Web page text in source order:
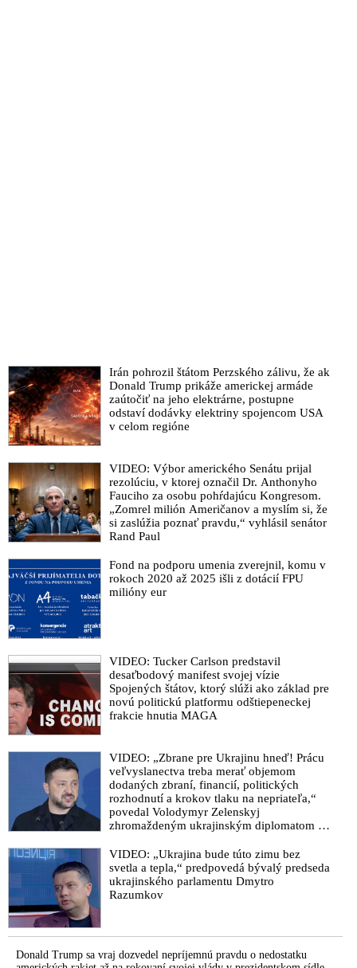
Irán pohrozil štátom Perzského zálivu, že ak
Donald Trump prikáže americkej armáde
zaútočiť na jeho elektrárne, postupne
odstaví dodávky elektriny spojencom USA
v celom regióne
VIDEO: Výbor amerického Senátu prijal
rezolúciu, v ktorej označil Dr. Anthonyho
Fauciho za osobu pohŕdajúcu Kongresom.
„Zomrel milión Američanov a myslím si, že
si zaslúžia poznať pravdu,“ vyhlásil senátor
Rand Paul
Fond na podporu umenia zverejnil, komu v
rokoch 2020 až 2025 išli z dotácií FPU
milióny eur
VIDEO: Tucker Carlson predstavil
desaťbodový manifest svojej vízie
Spojených štátov, ktorý slúži ako základ pre
novú politickú platformu odštiepeneckej
frakcie hnutia MAGA
VIDEO: „Zbrane pre Ukrajinu hneď! Prácu
veľvyslanectva treba merať objemom
dodaných zbraní, financií, politických
rozhodnutí a krokov tlaku na nepriateľa,“
povedal Volodymyr Zelenskyj
zhromaždeným ukrajinským diplomatom v
že USA Ukrajine nedodajú protiraketové
systémy Patriot
VIDEO: „Ukrajina bude túto zimu bez
svetla a tepla,“ predpovedá bývalý predseda
ukrajinského parlamentu Dmytro
Razumkov
Donald Trump sa vraj dozvedel nepríjemnú pravdu o nedostatku